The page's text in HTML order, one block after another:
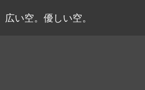
広い空。優しい空。